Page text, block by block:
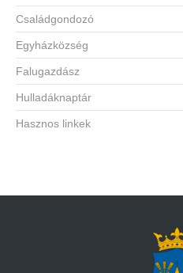
Családgondozó
Egyházközség
Falugazdász
Hulladáknaptár
Hasznos linkek